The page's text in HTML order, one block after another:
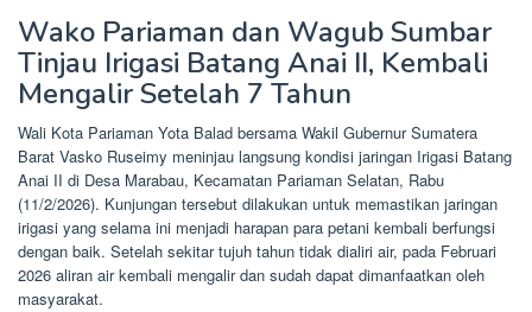
Wako Pariaman dan Wagub Sumbar
Tinjau Irigasi Batang Anai II, Kembali
Mengalir Setelah 7 Tahun
Wali Kota Pariaman Yota Balad bersama Wakil Gubernur Sumatera
Barat Vasko Ruseimy meninjau langsung kondisi jaringan Irigasi Batang
Anai II di Desa Marabau, Kecamatan Pariaman Selatan, Rabu
(11/2/2026). Kunjungan tersebut dilakukan untuk memastikan jaringan
irigasi yang selama ini menjadi harapan para petani kembali berfungsi
dengan baik. Setelah sekitar tujuh tahun tidak dialiri air, pada Februari
2026 aliran air kembali mengalir dan sudah dapat dimanfaatkan oleh
masyarakat.